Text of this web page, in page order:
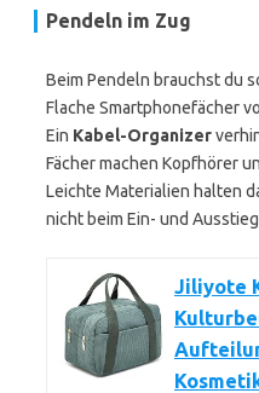
Pendeln im Zug
Beim Pendeln brauchst du
Flache Smartphonefächer
Ein Kabel-Organizer
Fächer machen Kopfhörer
Leichte Materialien halten
nicht beim Ein- und
Jiliyote